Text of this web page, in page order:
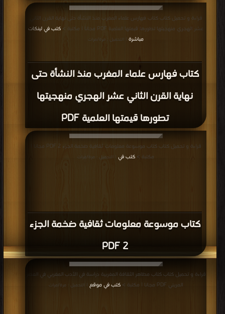
كتاب فهارس علماء المغرب منذ النشأة حتى
نهاية القرن الثاني عشر الهجري منهجيتها
تطورها قيمتها العلمية PDF
قراءة و تحميل كتاب كتاب فهارس علماء المغرب منذ النشأة حتى نهاية القرن الثاني
عشر الهجري منهجيتها تطورها قيمتها العلمية PDF مجانا | مكتبة >
كتب في لينكات
مباشرة
| التحميل : مرة/مرات
كتاب موسوعة معلومات ثقافية ضخمة الجزء
2 PDF
قراءة و تحميل كتاب كتاب موسوعة معلومات ثقافية ضخمة الجزء 2 PDF مجانا |
مكتبة > كتب في | التحميل : مرة/مرات
قراءة و تحميل كتاب كتاب مظاهر الثقافة المغربية دراسة في الأدب المغربي في العصر
المريني PDF مجانا | مكتبة >
كتب في موقع | التحميل : مرة/مرات